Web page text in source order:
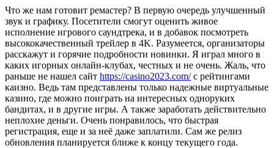
Что же нам готовит ремастер? В первую очередь улучшенный
звук и графику. Посетители смогут оценить живое
исполнение игрового саундтрека, и в добавок посмотреть
высококачественный трейлер в 4K. Разумеется, организаторы
расскажут и горячие подробности новинки. Я играл много в
каких игорных онлайн-клубах, честных и не очень. Жаль, что
раньше не нашел сайт https://casino2023.com/с рейтингами
каизно. Ведь там представлены только надежные виртуальные
казино, где можно поиграть на интересных одноруких
бандитах, и в другие игры. А также заработать действительно
неплохие деньги. Очень понравилось, что быстрая
регистрация, еще и за неё даже заплатили. Сам же релиз
обновления планируется ближе к концу текущего года.